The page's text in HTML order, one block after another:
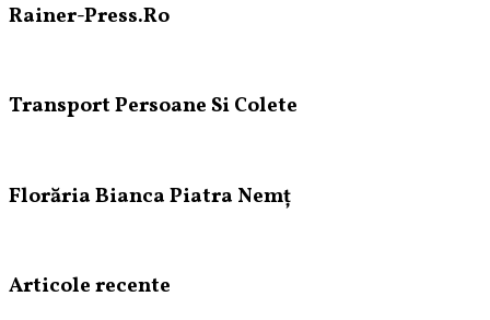
Rainer-Press.Ro
Transport Persoane Si Colete
Florăria Bianca Piatra Nemț
Articole recente